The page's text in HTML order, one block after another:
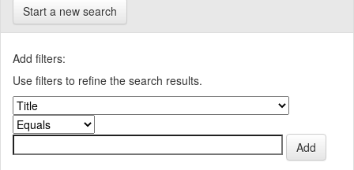
Start a new search
Add filters:
Use filters to refine the search results.